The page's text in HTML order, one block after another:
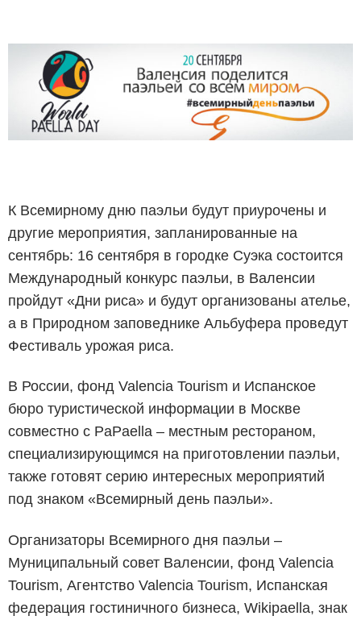
К Всемирному дню паэльи будут приурочены и
другие мероприятия, запланированные на
сентябрь: 16 сентября в городке Суэка состоится
Международный конкурс паэльи, в Валенсии
пройдут «Дни риса» и будут организованы ателье,
а в Природном заповеднике Альбуфера проведут
Фестиваль урожая риса.
В России, фонд Valencia Tourism и Испанское
бюро туристической информации в Москве
совместно с PaPaella – местным рестораном,
специализирующимся на приготовлении паэльи,
также готовят серию интересных мероприятий
под знаком «Всемирный день паэльи».
Организаторы Всемирного дня паэльи –
Муниципальный совет Валенсии, фонд Valencia
Tourism, Агентство Valencia Tourism, Испанская
федерация гостиничного бизнеса, Wikipaella, знак